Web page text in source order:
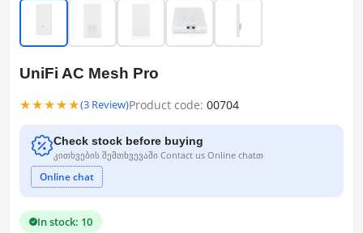
UniFi AC Mesh Pro
★★★★★(3 Review)Product code: 00704
Check stock before buying
კითხვების შემთხვევაში Contact us Online chatთ
Online chat
In stock: 10